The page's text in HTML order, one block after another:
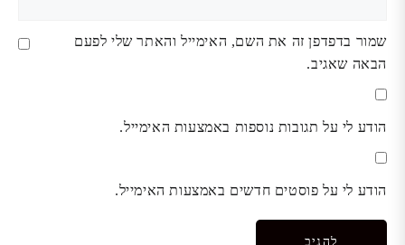
שמור בדפדפן זה את השם, האימייל והאתר שלי לפעם
הבאה שאגיב.
הודע לי על תגובות נוספות באמצעות האימייל.
הודע לי על פוסטים חדשים באמצעות האימייל.